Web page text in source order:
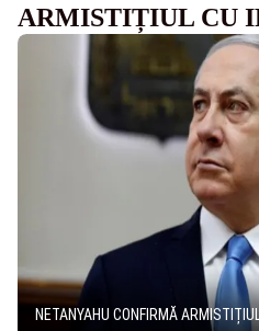
ARMISTIȚIUL CU
NETANYAHU CONFIRMĂ